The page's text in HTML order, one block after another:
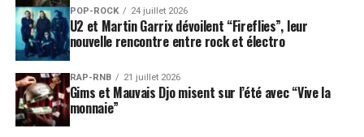
POP-ROCK 24 juillet 2026
U2 et Martin Garrix dévoilent “Fireflies”, leur
nouvelle rencontre entre rock et électro
RAP-RNB 21 juillet 2026
Gims et Mauvais Djo misent sur l’été avec “Vive la
monnaie”